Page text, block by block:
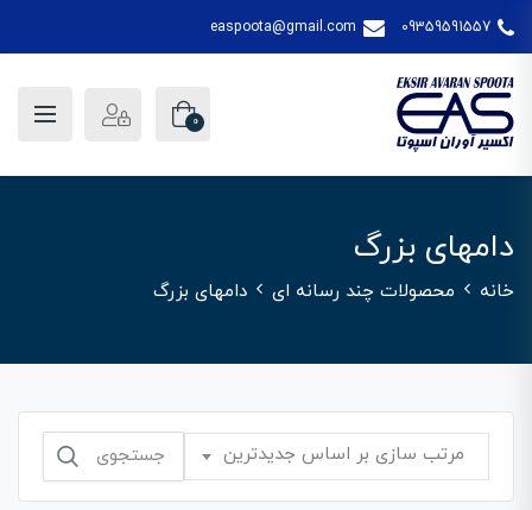
09359591557
easpoota@gmail.com
0
دامهای بزرگ
خانه محصولات چند رسانه ای دامهای بزرگ
مرتب سازی بر اساس جدیدترین
برای: